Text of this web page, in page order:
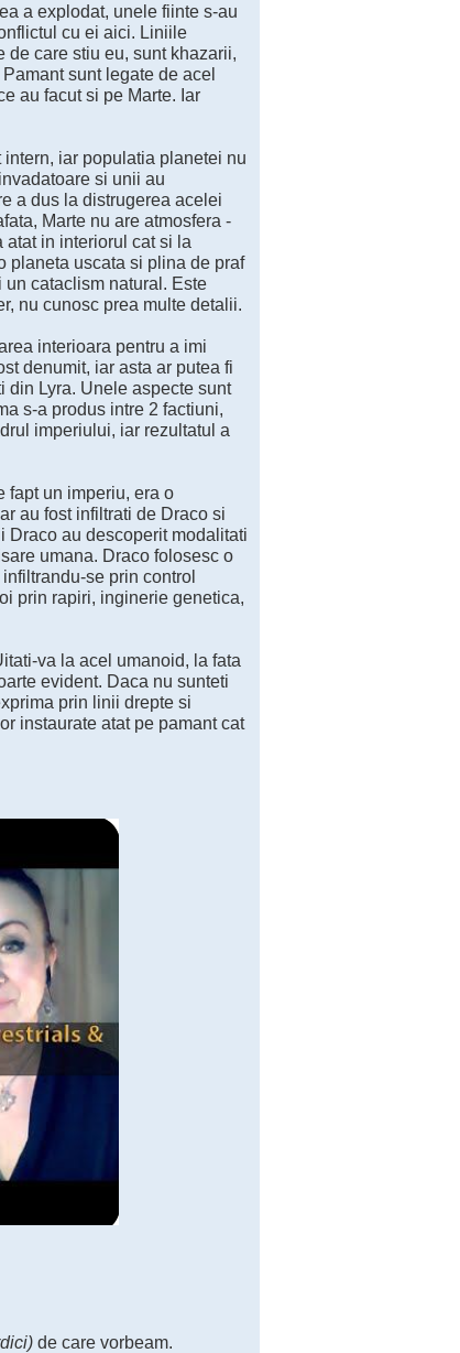
a explodat, unele fiinte s-au
cu ei aici. Liniile
care stiu eu, sunt khazarii,
sunt legate de acel
au facut si pe Marte. Iar
iar populatia planetei nu
si unii au
a dus la distrugerea acelei
Marte nu are atmosfera -
atat in interiorul cat si la
planeta uscata si plina de praf
cataclism natural. Este
nu cunosc prea multe detalii.
interioara pentru a imi
denumit, iar asta ar putea fi
din Lyra. Unele aspecte sunt
s-a produs intre 2 factiuni,
imperiului, iar rezultatul a
fapt un imperiu, era o
au fost infiltrati de Draco si
Draco au descoperit modalitati
umana. Draco folosesc o
se prin control
prin rapiri, inginerie genetica,
va la acel umanoid, la fata
evident. Daca nu sunteti
prin linii drepte si
instaurate atat pe pamant cat
de care vorbeam.